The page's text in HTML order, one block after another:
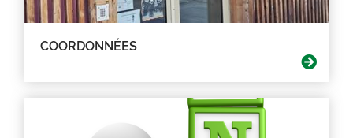
COORDONNÉES